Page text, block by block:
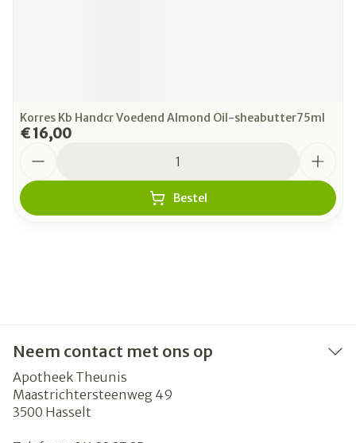
Korres Kb Handcr Voedend Almond Oil-sheabutter75ml
€ 16,00
Bestel
Neem contact met ons op
Apotheek Theunis
Maastrichtersteenweg 49
3500 Hasselt